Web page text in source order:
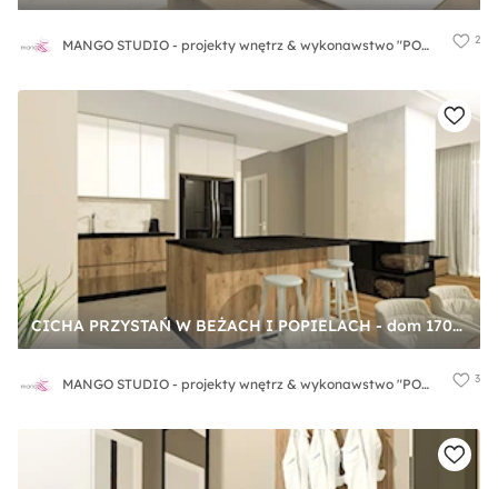
MANGO STUDIO - projekty wnętrz & wykonawstwo "POD KLUCZ" - ZASTĘPSTWO INWESTORSKIE - projekty wnętrz HoReCa - konsultacje 2
CICHA PRZYSTAŃ W BEŻACH I POPIELACH - dom 170m2 - Średnia otwarta z salonem beżowa z zabudowaną lodówką z lodówką wolnostojącą z podblatowym zlewozmywakiem kuchnia jednorzędowa z wyspą lub półwyspem, styl nowoczesny - zdjęcie od MANGO STUDIO - projekty wnętrz & wykonawstwo "POD KLUCZ" - ZASTĘPSTWO INWESTORSKIE - projekty wnętrz HoReCa - konsultacje
MANGO STUDIO - projekty wnętrz & wykonawstwo "POD KLUCZ" - ZASTĘPSTWO INWESTORSKIE - projekty wnętrz HoReCa - konsultacje 3